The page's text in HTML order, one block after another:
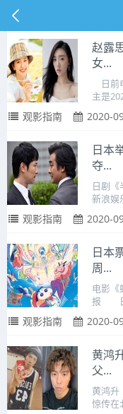
赵露
女...
日前
主是
观影指南 2020-
日本
夺...
日剧
新浪娱
观影指南 2020-
日本
周...
电影《
报 日
观影指南 2020-
黄鸿
父...
黄鸿
惊传在